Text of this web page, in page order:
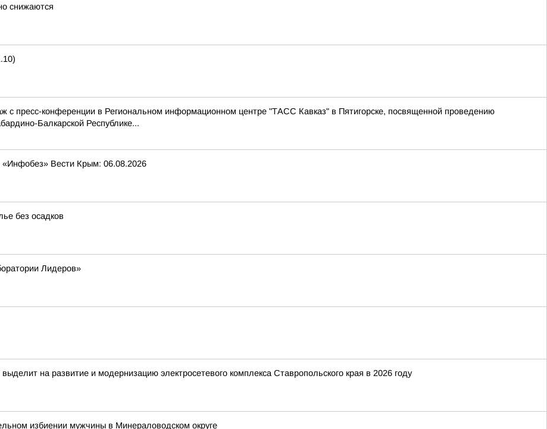
снижаются
с пресс-конференции в Региональном информационном центре "ТАСС Кавказ" в Пятигорске, посвященной проведению
Балкарской Республике...
«Инфобез» Вести Крым: 06.08.2026
без осадков
Лидеров»
на развитие и модернизацию электросетевого комплекса Ставропольского края в 2026 году
избиении мужчины в Минераловодском округе